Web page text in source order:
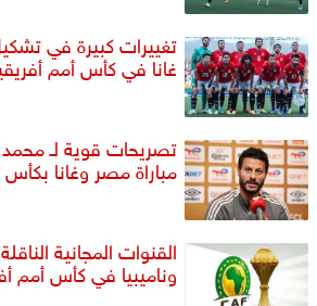
تغييرات كبيرة في
غانا في كأس أمم
تصريحات قوية لـ
مباراة مصر وغانا بكأس
القنوات المجانية
وناميبيا في كأس أمم